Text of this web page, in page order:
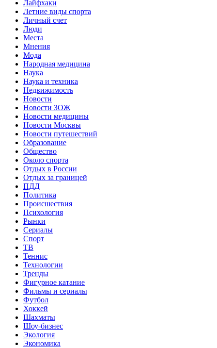
Лайфхаки
Летние виды спорта
Личный счет
Люди
Места
Мнения
Мода
Народная медицина
Наука
Наука и техника
Недвижимость
Новости
Новости ЗОЖ
Новости медицины
Новости Москвы
Новости путешествий
Образование
Общество
Около спорта
Отдых в России
Отдых за границей
ПДД
Политика
Происшествия
Психология
Рынки
Сериалы
Спорт
ТВ
Теннис
Технологии
Тренды
Фигурное катание
Фильмы и сериалы
Футбол
Хоккей
Шахматы
Шоу-бизнес
Экология
Экономика